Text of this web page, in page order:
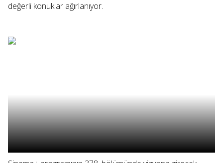
değerli konuklar ağırlanıyor.